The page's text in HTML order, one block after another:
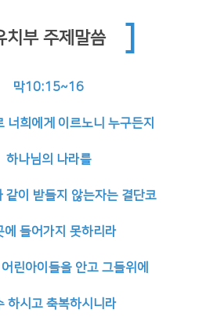
부 주제말씀
막10:15~16
너희에게 이르노니 누구든지
하나님의 나라를
같이 받들지 않는자는 결단코
에 들어가지 못하리라
린아이들을 안고 그들위에
하시고 축복하시니라